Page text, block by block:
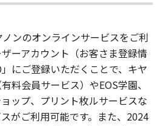
ノンのオンラインサービスをご利
ーアカウント（お客さま登録情
にご登録いただくことで、キヤ
料会員サービス）やEOS学園、
ップ、プリント枚ルサービスな
がご利用可能です。また、2024